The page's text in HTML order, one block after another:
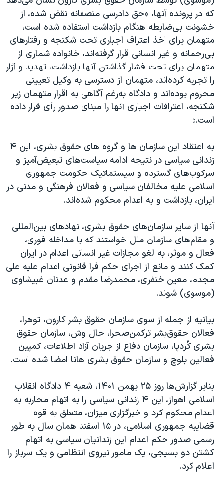
که در پرونده آنها، «حق دادرسی منصفانه نقض شده، از
خشونت بی‌ضابطه هنگام بازداشت استفاده شده است،
متهمان برای اخذ اعتراف اجباری تحت شکنجه و رفتارهای
بی‌رحمانه و غیر انسانی قرار گرفته‌اند، خانواده شماری از
متهمان برای تحت فشار گذاشتن آنها بازداشت، تهدید و آزار
را تجربه کرده‌اند، متهمان از دسترسی به وکیل تعیینی
محروم بوده‌اند و دادگاه به‌رغم آگاهی به اقرار متهمان زیر
شکنجه، اعترافات اجباری آنها را مبنای صدور رأی قرار داده
است.»
به اعتقاد این سازمان ها و گروه های حقوق بشری، این ۴
زندانی سیاسی در نتیجه ادامه سیاست‌های تبعیض‌آمیز و
سرکوب‌های گسترده و سیستماتیک حکومت جمهوری
اسلامی علیه مخالفان سیاسی و فعالان فرهنگی و مدنی در
ایران، بازداشت و به اعدام محکوم شده‌اند.
آنها از سایر سازمان‌های حقوق بشری، نهادهای بین‌المللی
و مقام‌های سازمان ملل خواستند که با مداخله‌ فوری،
فعال و موثر، به لغو مجازات غیر انسانی اعدام در ایران
کمک کنند و مانع از اجرای حکم فرا قانونی اعدام علیه علی
مجدم، معین خنفری، محمدرضا مقدم و عدنان غبیشاوی
(موسوی) شوند.
بیانیه از جمله از سوی سازمان حقوق بشر کارون، توهرا،
فعالان حقوق‌بشر ترکمن‌صحرا، حال وش، سازمان حقوق
بشری کُردپا، سازمان دفاع از جریان آزاد اطلاعات، کمپین
فعالین بلوچ و سازمان حقوق بشری هانا امضا شده است.
بنابر گزارش‌ها روز ۲۵ بهمن ۱۴۰۱، شعبه ۴ دادگاه انقلاب
اسلامی اهواز، این ۴ زندانی سیاسی را به اتهام محاربه به
اعدام محکوم کرد و خبرگزاری میزان، متعلق به قوه
قضاییه جمهوری اسلامی، در ۱۵ اسفند همان سال به طور
رسمی صدور حکم اعدام این زندانیان سیاسی به اتهام
کشتن دو بسیجی، یک مامور نیروی انتظامی و یک سرباز را
اعلام کرد.